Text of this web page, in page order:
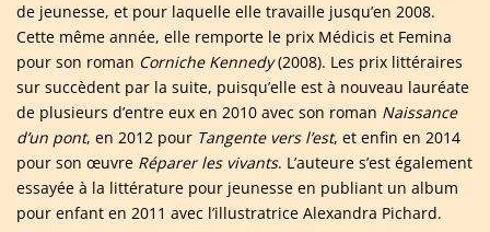
de jeunesse, et pour laquelle elle travaille jusqu’en 2008.
Cette même année, elle remporte le prix Médicis et Femina
pour son roman Corniche Kennedy(2008). Les prix littéraires
sur succèdent par la suite, puisqu’elle est à nouveau lauréate
de plusieurs d’entre eux en 2010 avec son roman Naissance
d’un pont, en 2012 pour Tangente vers l’est, et enfin en 2014
pour son œuvre Réparer les vivants. L’auteure s’est également
essayée à la littérature pour jeunesse en publiant un album
pour enfant en 2011 avec l’illustratrice Alexandra Pichard.